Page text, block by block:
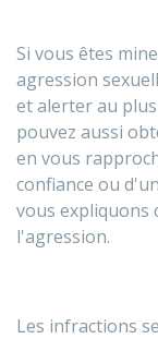
Si vous êtes
agression
et alerter au
pouvez aussi
en vous
confiance ou
vous expliquons
l'agression.
Les infractions